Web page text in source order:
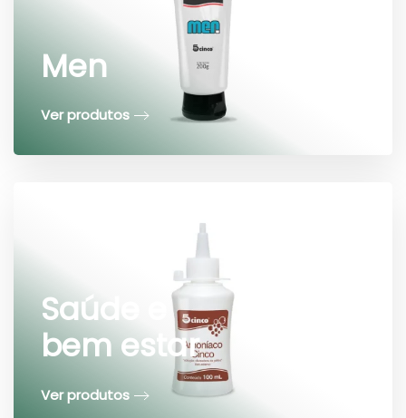
Men
Ver produtos
Saúde e
bem estar
Ver produtos